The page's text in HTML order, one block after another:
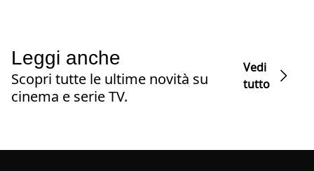
Leggi anche
Scopri tutte le ultime novità su
cinema e serie TV.
Vedi
tutto